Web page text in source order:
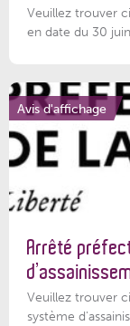
Veuillez trouver
en date du 30
Avis d'affichage
Arrêté
Veuillez trouver
système